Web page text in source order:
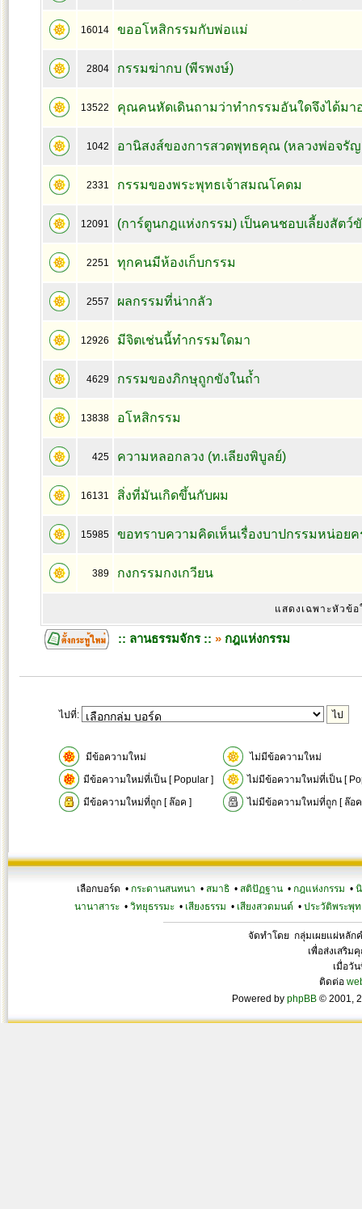
16014 ขออโหสิกรรมกับพ่อแม่
2804 กรรมฆ่ากบ (พีรพงษ์)
13522 คุณคนหัดเดินถามว่าทำกรรมอันใดจึงได้ม
1042 อานิสงส์ของการสวดพุทธคุณ (หลวงพ่อจรั
2331 กรรมของพระพุทธเจ้าสมณโคดม
12091 (การ์ตูนกฎแห่งกรรม) เป็นคนชอบเลี้ยงสัตว์
2251 ทุกคนมีห้องเก็บกรรม
2557 ผลกรรมที่น่ากลัว
12926 มีจิตเช่นนี้ทำกรรมใดมา
4629 กรรมของภิกษุถูกขังในถ้ำ
13838 อโหสิกรรม
425 ความหลอกลวง (ท.เลียงพิบูลย์)
16131 สิ่งที่มันเกิดขึ้นกับผม
15985 ขอทราบความคิดเห็นเรื่องบาปกรรมหน่อยค
389 กงกรรมกงเกวียน
แสดงเฉพาะหัวข้อ
:: ลานธรรมจักร :: » กฎแห่งกรรม
ไปที่:
มีข้อความใหม่
ไม่มีข้อความใหม่
มีข้อความใหม่ที่เป็น [ Popular ]
ไม่มีข้อความใหม่ที่เป็น [
มีข้อความใหม่ที่ถูก [ ล๊อค ]
ไม่มีข้อความใหม่ที่ถูก [ ล๊อ
เลือกบอร์ด • กระดานสนทนา • สมาธิ • สติปัฏฐาน • กฎแห่งกรรม •
นานาสาระ• วิทยุธรรมะ• เสียงธรรม • เสียงสวดมนต์ • ประวัติพระพุท
จัดทำโดย กลุ่มเผยแผ่หลัก
เพื่อส่งเสริม
เมื่อวั
ติดต่อ
Powered by phpBB © 2001,